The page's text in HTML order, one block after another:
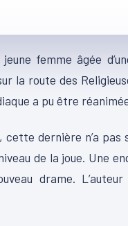
femme âgée
la route des
a pu être
dernière n’a pas
de la joue. Une
drame.